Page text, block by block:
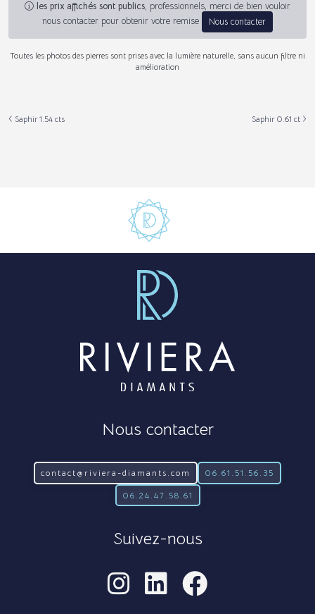
les prix affichés sont publics, professionnels, merci de bien vouloir
nous contacter pour obtenir votre remise
Nous contacter
Toutes les photos des pierres sont prises avec la lumière naturelle, sans aucun filtre ni
amélioration
Saphir 1.54 cts Saphir 0.61 ct
Nous contacter
contact@riviera-diamants.com 06.61.51.56.35
06.24.47.58.61
Suivez-nous